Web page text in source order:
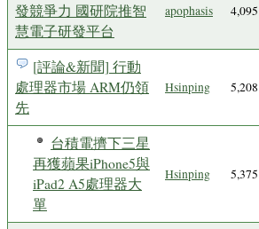
發競爭力 國研院推智
慧電子研發平台
apophasis 4,095
[評論&新聞] 行動
處理器市場 ARM仍領
先
Hsinping 5,208
台積電擠下三星
再獲蘋果iPhone5與
iPad2 A5處理器大
單
Hsinping 5,375